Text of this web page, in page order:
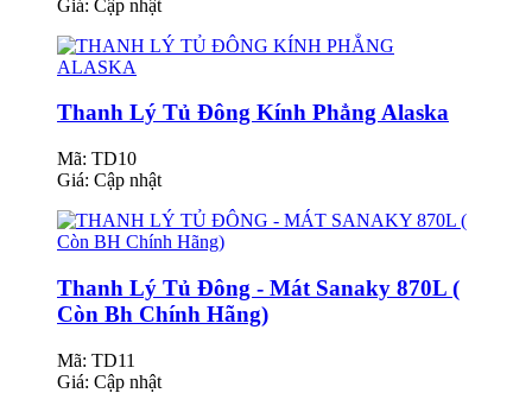
Giá: Cập nhật
Thanh Lý Tủ Đông Kính Phẳng Alaska
Mã: TD10
Giá: Cập nhật
Thanh Lý Tủ Đông - Mát Sanaky 870L (
Còn Bh Chính Hãng)
Mã: TD11
Giá: Cập nhật